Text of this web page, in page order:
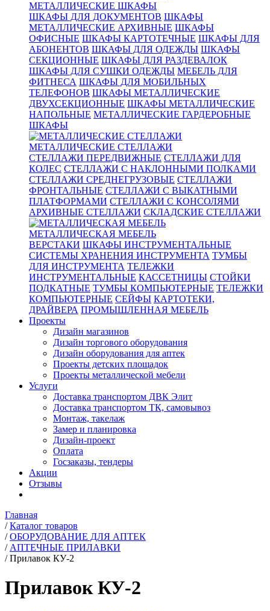
МЕТАЛЛИЧЕСКИЕ ШКАФЫ
ШКАФЫ ДЛЯ ДОКУМЕНТОВ ШКАФЫ
МЕТАЛЛИЧЕСКИЕ АРХИВНЫЕ ШКАФЫ
ОФИСНЫЕ ШКАФЫ КАРТОТЕЧНЫЕ ШКАФЫ ДЛЯ
АБОНЕНТОВ ШКАФЫ ДЛЯ ОДЕЖДЫ ШКАФЫ
СЕКЦИОННЫЕ ШКАФЫ ДЛЯ РАЗДЕВАЛОК
ШКАФЫ ДЛЯ СУШКИ ОДЕЖДЫ МЕБЕЛЬ ДЛЯ
ФИТНЕСА ШКАФЫ ДЛЯ МОБИЛЬНЫХ
ТЕЛЕФОНОВ ШКАФЫ МЕТАЛЛИЧЕСКИЕ
ДВУХСЕКЦИОННЫЕ ШКАФЫ МЕТАЛЛИЧЕСКИЕ
НАПОЛЬНЫЕ МЕТАЛЛИЧЕСКИЕ ГАРДЕРОБНЫЕ
ШКАФЫ
МЕТАЛЛИЧЕСКИЕ СТЕЛЛАЖИ
СТЕЛЛАЖИ ПЕРЕДВИЖНЫЕ СТЕЛЛАЖИ ДЛЯ
КОЛЕС СТЕЛЛАЖИ С НАКЛОННЫМИ ПОЛКАМИ
СТЕЛЛАЖИ СРЕДНЕГРУЗОВЫЕ СТЕЛЛАЖИ
ФРОНТАЛЬНЫЕ СТЕЛЛАЖИ С ВЫКАТНЫМИ
ПЛАТФОРМАМИ СТЕЛЛАЖИ С КОНСОЛЯМИ
АРХИВНЫЕ СТЕЛЛАЖИ СКЛАДСКИЕ СТЕЛЛАЖИ
МЕТАЛЛИЧЕСКАЯ МЕБЕЛЬ
ВЕРСТАКИ ШКАФЫ ИНСТРУМЕНТАЛЬНЫЕ
СИСТЕМЫ ХРАНЕНИЯ ИНСТРУМЕНТА ТУМБЫ
ДЛЯ ИНСТРУМЕНТА ТЕЛЕЖКИ
ИНСТРУМЕНТАЛЬНЫЕ КАССЕТНИЦЫ СТОЙКИ
ПОДКАТНЫЕ ТУМБЫ КОМПЬЮТЕРНЫЕ ТЕЛЕЖКИ
КОМПЬЮТЕРНЫЕ СЕЙФЫ КАРТОТЕКИ,
ДРАЙВЕРА ПРОМЫШЛЕННАЯ МЕБЕЛЬ
Проекты
Дизайн магазинов
Дизайн торгового оборудования
Дизайн оборудования для аптек
Проекты детских площадок
Проекты металлической мебели
Услуги
Доставка транспортом ДВК Элит
Доставка транспортом ТК, самовывоз
Монтаж, такелаж
Замер и планировка
Дизайн-проект
Оплата
Госзаказы, тендеры
Акции
Отзывы
Главная
/ Каталог товаров
/ ОБОРУДОВАНИЕ ДЛЯ АПТЕК
/ АПТЕЧНЫЕ ПРИЛАВКИ
/ Прилавок КУ-2
Прилавок КУ-2